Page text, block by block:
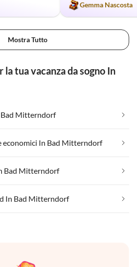
Gemma Nascosta
Mostra Tutto
la tua vacanza da sogno In
Mitterndorf
economici In Bad Mitterndorf
Bad Mitterndorf
In Bad Mitterndorf